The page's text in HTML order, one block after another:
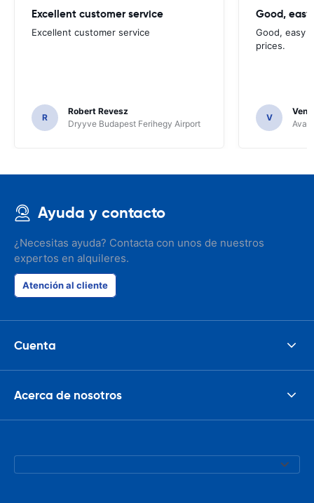
Excellent customer service
Excellent customer service
R
Robert Revesz
Dryyve Budapest Ferihegy Airport
Good,
Good, easy
prices.
V
Ayuda y contacto
¿Necesitas ayuda? Contacta con unos de nuestros
expertos en alquileres.
Atención al cliente
Cuenta
Acerca de nosotros